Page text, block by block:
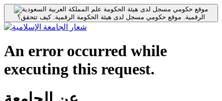
موقع حكومي مسجل لدى هيئة الحكومة
الرقمية. موقع حكومي مسجل لدى هيئة الحكومة الرقمية.كيف تتحقق؟
An error occurred while
executing this request.